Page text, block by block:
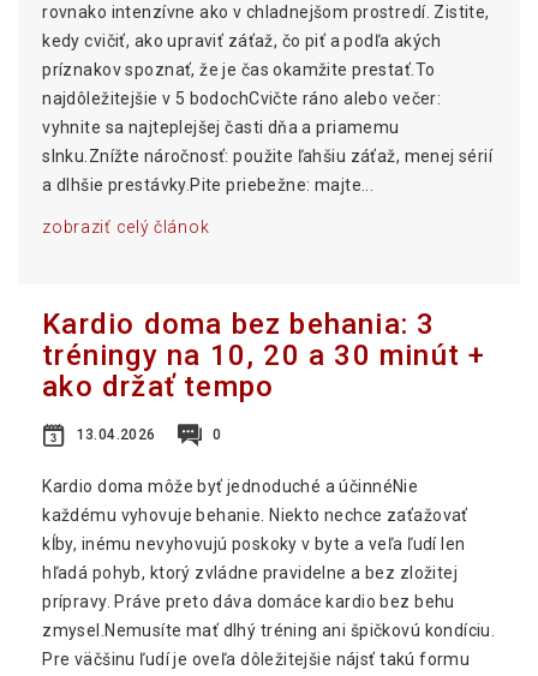
rovnako intenzívne ako v chladnejšom prostredí. Zistite,
kedy cvičiť, ako upraviť záťaž, čo piť a podľa akých
príznakov spoznať, že je čas okamžite prestať.To
najdôležitejšie v 5 bodochCvičte ráno alebo večer:
vyhnite sa najteplejšej časti dňa a priamemu
slnku.Znížte náročnosť: použite ľahšiu záťaž, menej sérií
a dlhšie prestávky.Pite priebežne: majte...
zobraziť celý článok
Kardio doma bez behania: 3
tréningy na 10, 20 a 30 minút +
ako držať tempo
13.04.2026 0
Kardio doma môže byť jednoduché a účinnéNie
každému vyhovuje behanie. Niekto nechce zaťažovať
kĺby, inému nevyhovujú poskoky v byte a veľa ľudí len
hľadá pohyb, ktorý zvládne pravidelne a bez zložitej
prípravy. Práve preto dáva domáce kardio bez behu
zmysel.Nemusíte mať dlhý tréning ani špičkovú kondíciu.
Pre väčšinu ľudí je oveľa dôležitejšie nájsť takú formu